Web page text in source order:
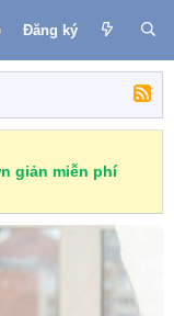
Đăng ký
giản miễn phí